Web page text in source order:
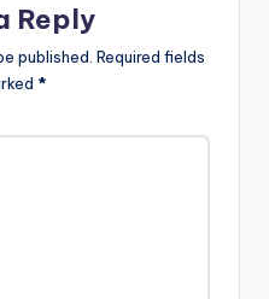
Reply
published. Required fields
*